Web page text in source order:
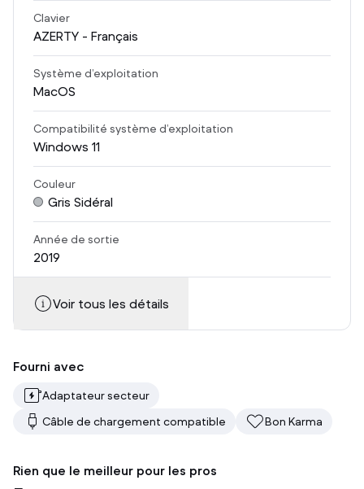
Clavier
AZERTY - Français
Système d’exploitation
MacOS
Compatibilité système d’exploitation
Windows 11
Couleur
Gris Sidéral
Année de sortie
2019
Voir tous les détails
Fourni avec
Adaptateur secteur
Câble de chargement compatible
Bon Karma
Rien que le meilleur pour les pros